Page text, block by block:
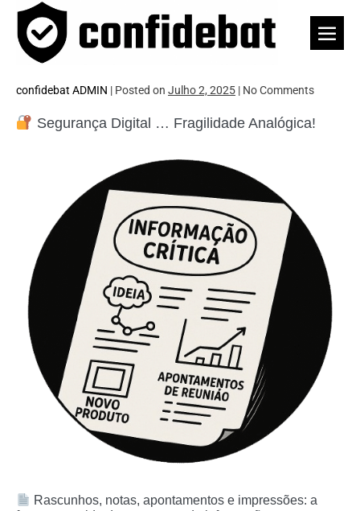
Skip
content
confidebat ADMIN | Posted on Julho 2, 2025 | NoComments
Segurança Digital … Fragilidade Analógica!
Rascunhos, notas, apontamentos e impressões: a